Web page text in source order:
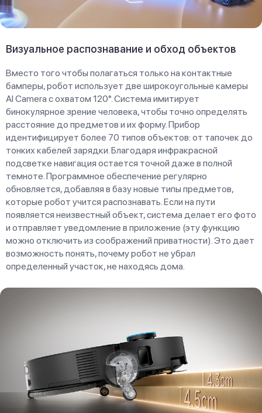
Визуальное распознавание и обход объектов
Вместо того чтобы полагаться только на контактные
бамперы, робот использует две широкоугольные камеры
AI Camera с охватом 120°. Система имитирует
бинокулярное зрение человека, чтобы точно определять
расстояние до предметов и их форму. Прибор
идентифицирует более 70 типов объектов: от тапочек до
тонких кабелей зарядки. Благодаря инфракрасной
подсветке навигация остается точной даже в полной
темноте. Программное обеспечение регулярно
обновляется, добавляя в базу новые типы предметов,
которые робот учится распознавать. Если на пути
появляется неизвестный объект, система делает его фото
и отправляет уведомление в приложение (эту функцию
можно отключить из соображений приватности). Это дает
возможность понять, почему робот не убрал
определенный участок, не находясь дома.